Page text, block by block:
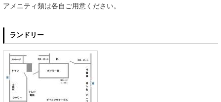
アメニティ類は各自ご用意ください。
ランドリー